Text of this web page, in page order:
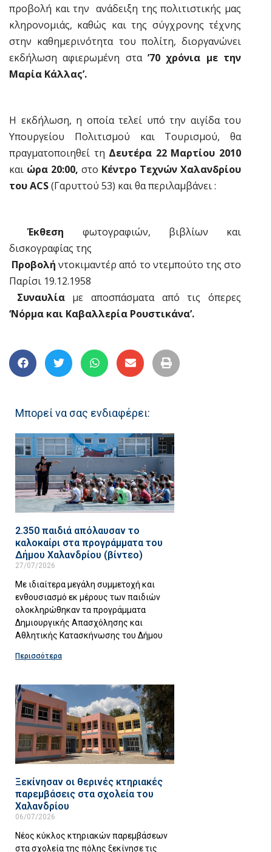
προβολή και την ανάδειξη της πολιτιστικής μας
κληρονομιάς, καθώς και της σύγχρονης τέχνης
στην καθημερινότητα του πολίτη, διοργανώνει
εκδήλωση αφιερωμένη στα ’70 χρόνια με την
Μαρία Κάλλας’.
Η εκδήλωση, η οποία τελεί υπό την αιγίδα του
Υπουργείου Πολιτισμού και Τουρισμού, θα
πραγματοποιηθεί τη Δευτέρα 22 Μαρτίου 2010
και ώρα 20:00, στο Κέντρο Τεχνών Χαλανδρίου
του ACS(Γαρυττού 53) και θα περιλαμβάνει :
Έκθεση φωτογραφιών, βιβλίων και
δισκογραφίας της
Προβολή ντοκιμαντέρ από το ντεμπούτο της στο
Παρίσι 19.12.1958
Συναυλίαμε αποσπάσματα από τις όπερες
‘Νόρμα και Καβαλλερία Ρουστικάνα’.
Μπορεί να σας ενδιαφέρει:
2.350 παιδιά απόλαυσαν το
καλοκαίρι στα προγράμματα του
Δήμου Χαλανδρίου (βίντεο)
27/07/2026
Με ιδιαίτερα μεγάλη συμμετοχή και
ενθουσιασμό εκ μέρους των παιδιών
ολοκληρώθηκαν τα προγράμματα
Δημιουργικής Απασχόλησης και
Αθλητικής Κατασκήνωσης του Δήμου
Περισσότερα
Ξεκίνησαν οι θερινές κτηριακές
παρεμβάσεις στα σχολεία του
Χαλανδρίου
06/07/2026
Νέος κύκλος κτηριακών παρεμβάσεων
στα σχολεία της πόλης ξεκίνησε τις